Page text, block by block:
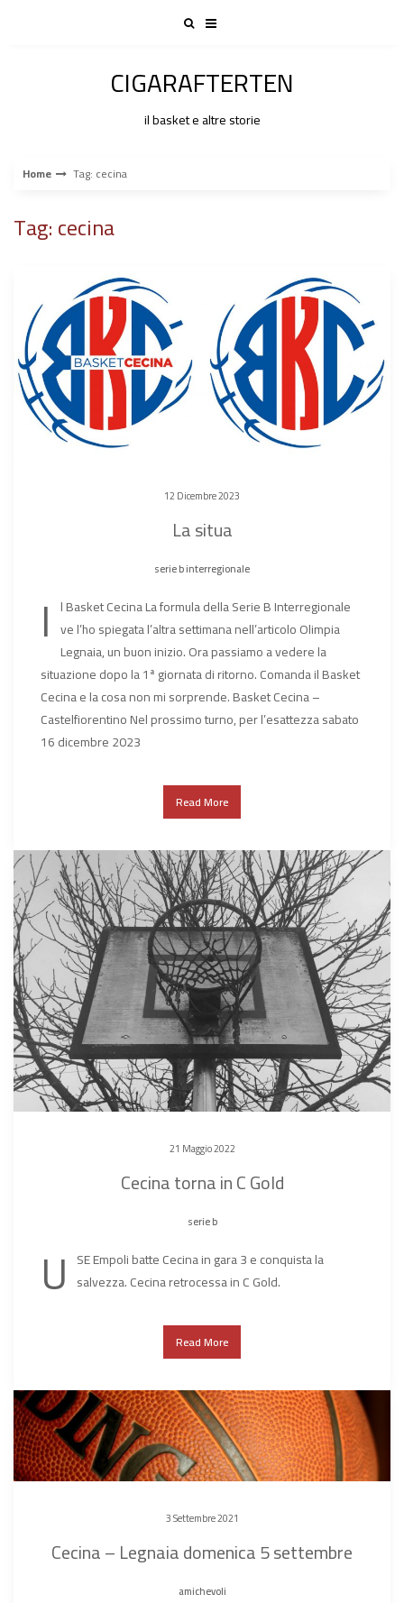
CIGARAFTERTEN
il basket e altre storie
Home Tag: cecina
Tag: cecina
12 Dicembre 2023
La situa
serie b interregionale
I l Basket Cecina La formula della Serie B Interregionale
ve l’ho spiegata l’altra settimana nell’articolo Olimpia
Legnaia, un buon inizio. Ora passiamo a vedere la
situazione dopo la 1ª giornata di ritorno. Comanda il Basket
Cecina e la cosa non mi sorprende. Basket Cecina –
Castelfiorentino Nel prossimo turno, per l’esattezza sabato
16 dicembre 2023
Read More
21 Maggio 2022
Cecina torna in C Gold
serie b
U SE Empoli batte Cecina in gara 3 e conquista la
salvezza. Cecina retrocessa in C Gold.
Read More
3 Settembre 2021
Cecina – Legnaia domenica 5 settembre
amichevoli